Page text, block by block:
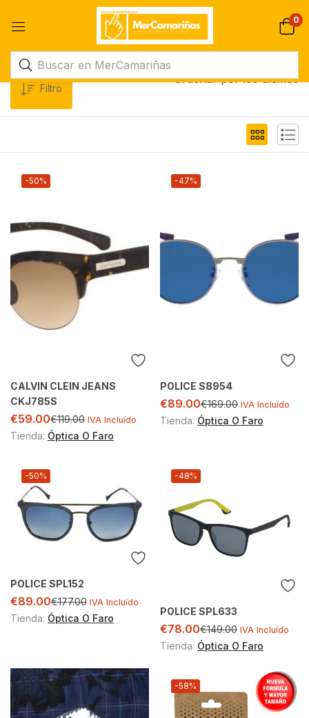
0
Filtro
Ordenar por los últimos
-50%
CALVIN CLEIN JEANS
CKJ785S
€59.00€119.00 IVA Incluído
Tienda: Óptica O Faro
-47%
POLICE S8954
€89.00€169.00 IVA Incluído
Tienda: Óptica O Faro
-50%
POLICE SPL152
€89.00€177.00 IVA Incluído
Tienda: Óptica O Faro
-48%
POLICE SPL633
€78.00€149.00 IVA Incluído
Tienda: Óptica O Faro
-58%